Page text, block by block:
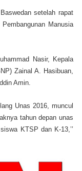
setelah rapat
Manusia
Nasir, Kepala
Zainal A. Hasibuan,
Amin.
Unas 2016, muncul
tahun depan unas
KTSP dan K-13,’’